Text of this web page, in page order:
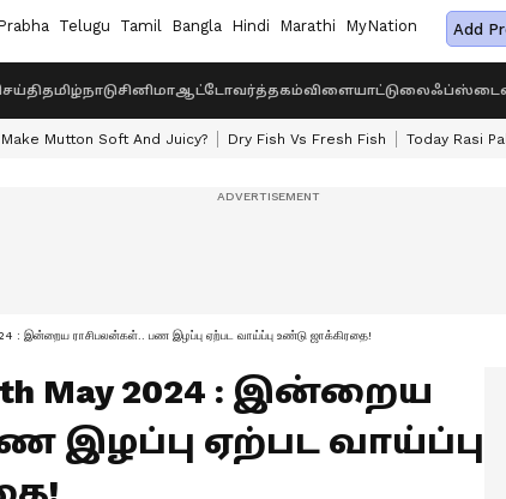
Telugu Tamil Bangla Hindi Marathi MyNation Add
தமிழ்நாடுசினிமாஆட்டோவர்த்தகம்விளையாட்டு
Mutton Soft And Juicy? Dry Fish Vs Fresh Fish Today Rasi
: இன்றைய ராசிபலன்கள்.. பண இழப்பு ஏற்பட வாய்ப்பு உண்டு ஜாக்கிரதை!
May 2024 : இன்றைய
இழப்பு ஏற்பட வாய்ப்பு